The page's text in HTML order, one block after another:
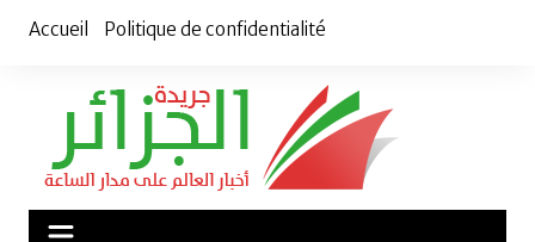
Accueil Politique de confidentialité